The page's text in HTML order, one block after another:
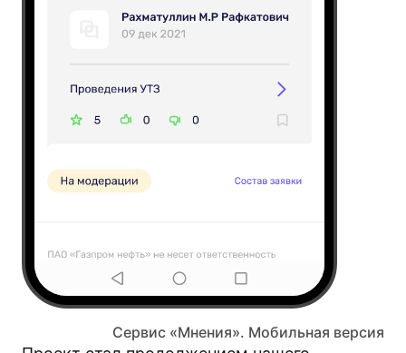
Сервис «Мнения». Мобильная версия